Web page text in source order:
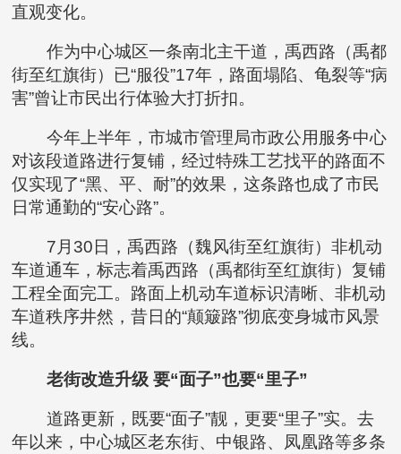
直观变化。
作为中心城区一条南北主干道，禹西路（禹都
街至红旗街）已“服役”17年，路面塌陷、龟裂等“病
害”曾让市民出行体验大打折扣。
今年上半年，市城市管理局市政公用服务中心
对该段道路进行复铺，经过特殊工艺找平的路面不
仅实现了“黑、平、耐”的效果，这条路也成了市民
日常通勤的“安心路”。
7月30日，禹西路（魏风街至红旗街）非机动
车道通车，标志着禹西路（禹都街至红旗街）复铺
工程全面完工。路面上机动车道标识清晰、非机动
车道秩序井然，昔日的“颠簸路”彻底变身城市风景
线。
老街改造升级 要“面子”也要“里子”
道路更新，既要“面子”靓，更要“里子”实。去
年以来，中心城区老东街、中银路、凤凰路等多条